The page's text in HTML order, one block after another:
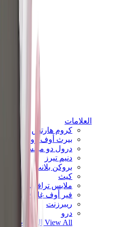
العلامات
كروم هارتس
بيرث أوف رويال تشايلد
درول دو مونسيور
دنيم تيرز
بروكن بلانت
كيث
ملابس ترافيس سكوت
فير أوف غاد × إيسنشالز
ريبرزنت
درو
View All العلامات